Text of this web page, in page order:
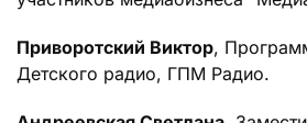
Приворотский Виктор,
Детского радио, ГПМ Радио.